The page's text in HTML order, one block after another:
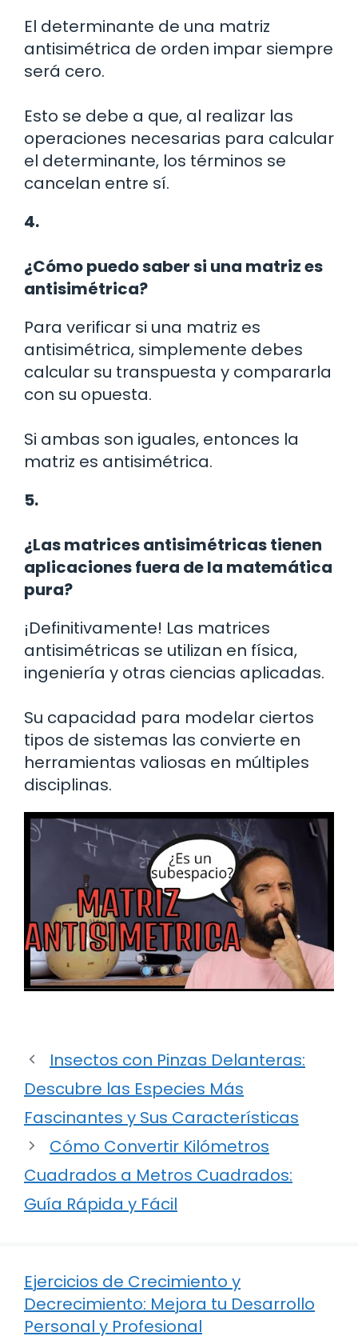
El determinante de una matriz
antisimétrica de orden impar siempre
será cero.
Esto se debe a que, al realizar las
operaciones necesarias para calcular
el determinante, los términos se
cancelan entre sí.
4.
¿Cómo puedo saber si una matriz es
antisimétrica?
Para verificar si una matriz es
antisimétrica, simplemente debes
calcular su transpuesta y compararla
con su opuesta.
Si ambas son iguales, entonces la
matriz es antisimétrica.
5.
¿Las matrices antisimétricas tienen
aplicaciones fuera de la matemática
pura?
¡Definitivamente! Las matrices
antisimétricas se utilizan en física,
ingeniería y otras ciencias aplicadas.
Su capacidad para modelar ciertos
tipos de sistemas las convierte en
herramientas valiosas en múltiples
disciplinas.
Insectos con Pinzas Delanteras:
Descubre las Especies Más
Fascinantes y Sus Características
Cómo Convertir Kilómetros
Cuadrados a Metros Cuadrados:
Guía Rápida y Fácil
Ejercicios de Crecimiento y
Decrecimiento: Mejora tu Desarrollo
Personal y Profesional